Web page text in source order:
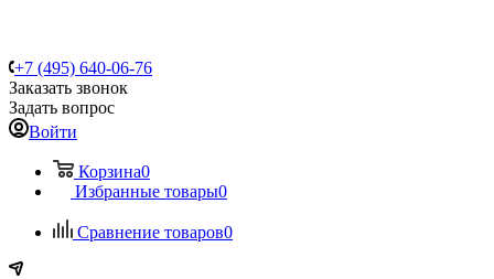
+7 (495) 640-06-76
Заказать звонок
Задать вопрос
Войти
Корзина0
Избранные товары0
Сравнение товаров0